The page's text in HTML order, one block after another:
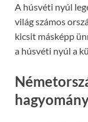
A húsvéti nyúl
világ számos
kicsit másképp
a húsvéti nyúl a